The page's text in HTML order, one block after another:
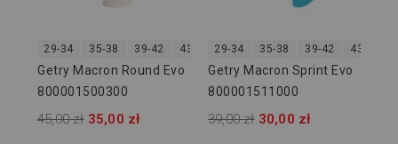
29-34 35-38 39-42 43-46 47-50
Getry Macron Round Evo
800001500300
45,00 zł 35,00 zł
29-34 35-38 39-42 43-46
Getry Macron Sprint Evo
800001511000
39,00 zł 30,00 zł